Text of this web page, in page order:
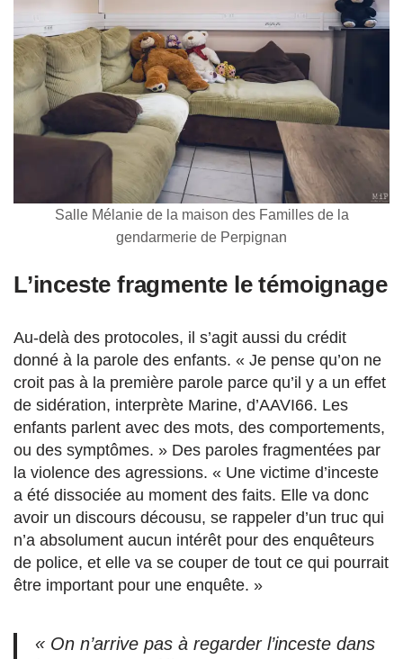
Salle Mélanie de la maison des Familles de la
gendarmerie de Perpignan
L’inceste fragmente le témoignage
Au-delà des protocoles, il s’agit aussi du crédit
donné à la parole des enfants. « Je pense qu’on ne
croit pas à la première parole parce qu’il y a un effet
de sidération, interprète Marine, d’AAVI66. Les
enfants parlent avec des mots, des comportements,
ou des symptômes. » Des paroles fragmentées par
la violence des agressions. « Une victime d’inceste
a été dissociée au moment des faits. Elle va donc
avoir un discours décousu, se rappeler d’un truc qui
n’a absolument aucun intérêt pour des enquêteurs
de police, et elle va se couper de tout ce qui pourrait
être important pour une enquête. »
« On n’arrive pas à regarder l’inceste dans